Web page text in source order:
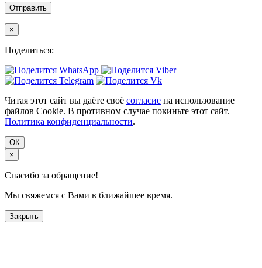
×
Поделиться:
Читая этот сайт вы даёте своё согласие на использование
файлов Cookie. В противном случае покиньте этот сайт.
Политика конфиденциальности.
ОК
×
Спасибо за обращение!
Мы свяжемся с Вами в ближайшее время.
Закрыть